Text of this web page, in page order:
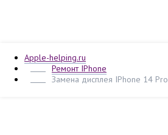
Apple-helping.ru
Ремонт IPhone
Замена дисплея IPhone 14 Pro